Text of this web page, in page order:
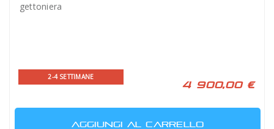
gettoniera
2-4 SETTIMANE
4 900,00 €
AGGIUNGI AL CARRELLO